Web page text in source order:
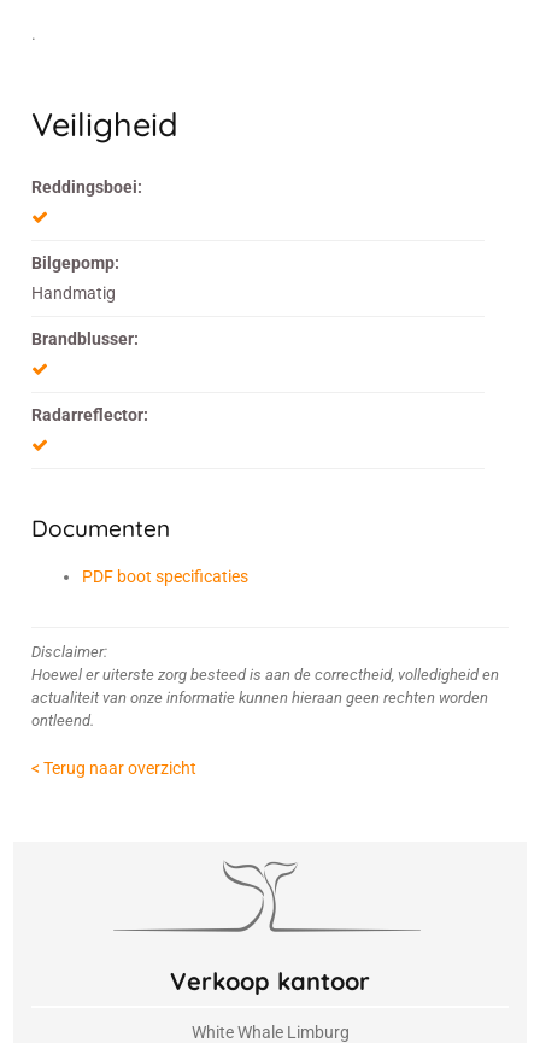
.
Veiligheid
Reddingsboei:
Bilgepomp:
Handmatig
Brandblusser:
Radarreflector:
Documenten
PDF boot specificaties
Disclaimer:
Hoewel er uiterste zorg besteed is aan de correctheid, volledigheid en
actualiteit van onze informatie kunnen hieraan geen rechten worden
ontleend.
< Terug naar overzicht
Verkoop kantoor
White Whale Limburg